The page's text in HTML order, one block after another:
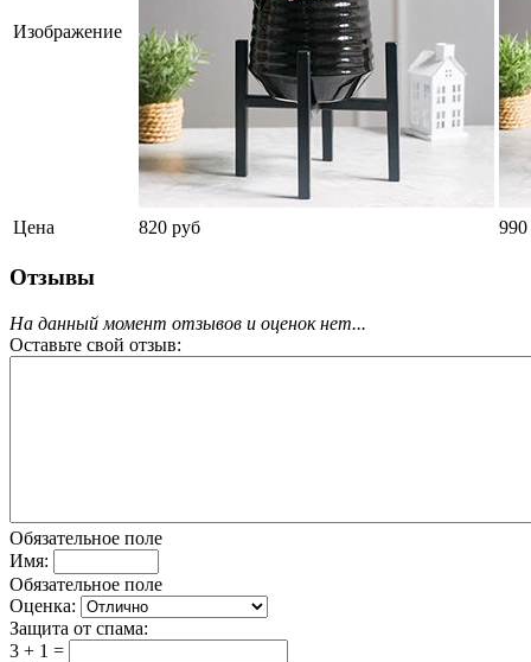
Изображение
Цена 820 руб 990
Отзывы
На данный момент отзывов и оценок нет...
Оставьте свой отзыв:
Обязательное поле
Имя:
Обязательное поле
Оценка:
Защита от спама:
3 + 1 =